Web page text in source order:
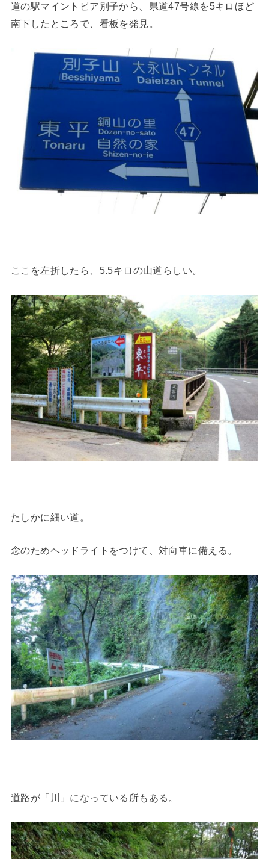
道の駅マイントピア別子から、県道47号線を5キロほど
南下したところで、看板を発見。
ここを左折したら、5.5キロの山道らしい。
たしかに細い道。
念のためヘッドライトをつけて、対向車に備える。
道路が「川」になっている所もある。